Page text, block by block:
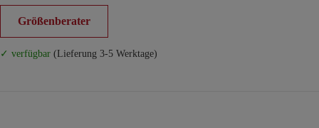
Größenberater
✓ verfügbar (Lieferung 3-5 Werktage)